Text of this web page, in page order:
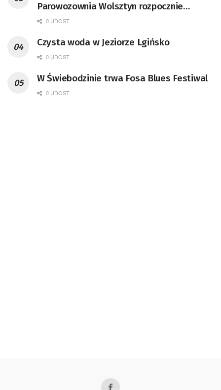
Parowozownia Wolsztyn rozpocznie
remont unikatowego Tr5-65
0 UDOST.
Czysta woda w Jeziorze Lgińsko
0 UDOST.
W Świebodzinie trwa Fosa Blues Festiwal
0 UDOST.